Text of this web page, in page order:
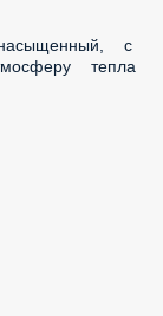
с
тепла